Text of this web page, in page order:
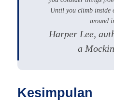
Until you climb inside
around
Harper Lee,
a
Kesimpulan